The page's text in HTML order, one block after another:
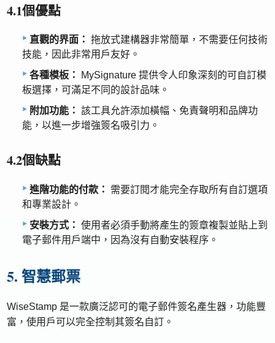
4.1個優點
直觀的界面： 拖放式建構器非常簡單，不需要任何技術
技能，因此非常用戶友好。
各種模板：
MySignature 提供令人印象深刻的可自訂模
板選擇，可滿足不同的設計品味。
附加功能： 該工具允許添加橫幅、免責聲明和品牌功
能，以進一步增強簽名吸引力。
4.2個缺點
進階功能的付款：
需要訂閱才能完全存取所有自訂選項
和專業設計。
安裝方式： 使用者必須手動將產生的簽章複製並貼上到
電子郵件用戶端中，因為沒有自動安裝程序。
5. 智慧郵票
WiseStamp 是一款廣泛認可的電子郵件簽名產生器，功能豐
富，使用戶可以完全控制其簽名自訂。